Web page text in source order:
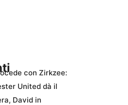
con Zirkzee:
United dà il
David in